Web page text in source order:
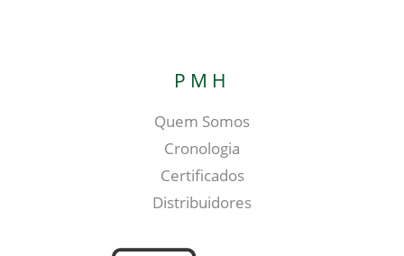
PMH
Quem Somos
Cronologia
Certificados
Distribuidores